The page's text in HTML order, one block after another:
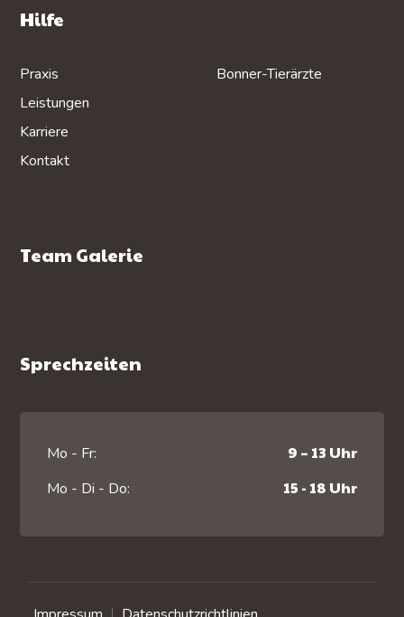
Hilfe
Praxis
Leistungen
Karriere
Kontakt
Bonner-Tierärzte
Team Galerie
Sprechzeiten
Mo - Fr: 9 – 13 Uhr
Mo - Di - Do: 15 - 18 Uhr